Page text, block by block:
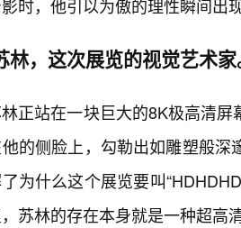
时，他引以为傲的理性瞬间出
林，这次展览的视觉艺术
正站在一块巨大的8K极高清
的侧脸上，勾勒出如雕塑般
为什么这个展览要叫
苏林的存在本身就是一种超高